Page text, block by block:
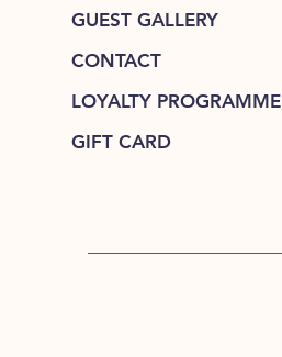
GUEST GALLERY
CONTACT
LOYALTY PROGRAMME
GIFT CARD